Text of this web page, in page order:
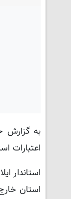
به گزارش
اعتبارات
استاندار
استان